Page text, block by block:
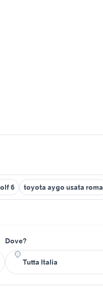
6 toyota aygo usata roma
Dove?